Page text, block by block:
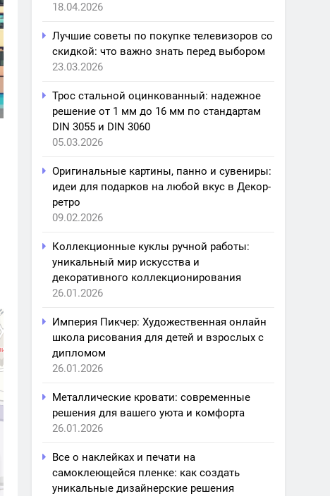
18.04.2026
Лучшие советы по покупке телевизоров со
скидкой: что важно знать перед выбором
23.03.2026
Трос стальной оцинкованный: надежное
решение от 1 мм до 16 мм по стандартам
DIN 3055 и DIN 3060
05.03.2026
Оригинальные картины, панно и сувениры:
идеи для подарков на любой вкус в Декор-
ретро
09.02.2026
Коллекционные куклы ручной работы:
уникальный мир искусства и
декоративного коллекционирования
26.01.2026
Империя Пикчер: Художественная онлайн
школа рисования для детей и взрослых с
дипломом
26.01.2026
Металлические кровати: современные
решения для вашего уюта и комфорта
26.01.2026
Все о наклейках и печати на
самоклеющейся пленке: как создать
уникальные дизайнерские решения